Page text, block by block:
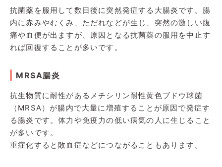
抗菌薬を服用して数日後に突然発症する大腸炎です。腸
内に赤みやむくみ、ただれなどが生じ、突然の激しい腹
痛や血便が出ますが、原因となる抗菌薬の服用を中止す
れば回復することが多いです。
MRSA腸炎
抗生物質に耐性があるメチシリン耐性黄色ブドウ球菌
（MRSA）が腸内で大量に増殖することが原因で発症す
る腸炎です。体力や免疫力の低い病気の人に生じること
が多いです。
重症化すると敗血症などにつながることもあります。